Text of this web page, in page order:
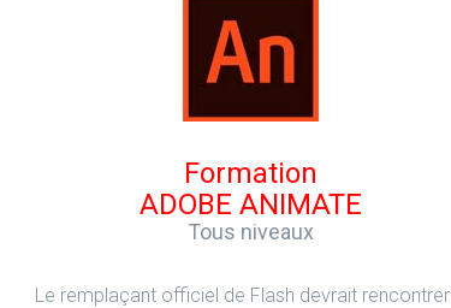
Formation
ADOBE ANIMATE
Tous niveaux
Le remplaçant officiel de Flash devrait rencontrer